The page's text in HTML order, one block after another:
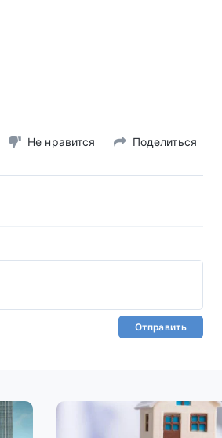
Не нравится Поделиться
Отправить